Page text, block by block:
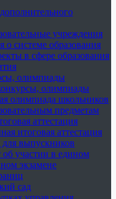
учреждения
системе образования
в сфере образования
олимпиады
олимпиады
олимпиада школьников
предметам
аттестация
итоговая аттестация
выпускников
участии в едином
экзамене
сад